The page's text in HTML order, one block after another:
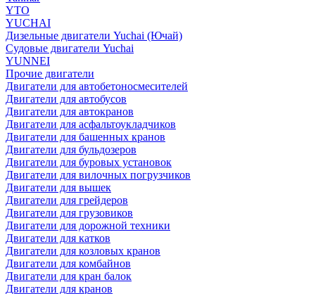
YTO
YUCHAI
Дизельные двигатели Yuchai (Ючай)
Судовые двигатели Yuchai
YUNNEI
Прочие двигатели
Двигатели для автобетоносмесителей
Двигатели для автобусов
Двигатели для автокранов
Двигатели для асфальтоукладчиков
Двигатели для башенных кранов
Двигатели для бульдозеров
Двигатели для буровых установок
Двигатели для вилочных погрузчиков
Двигатели для вышек
Двигатели для грейдеров
Двигатели для грузовиков
Двигатели для дорожной техники
Двигатели для катков
Двигатели для козловых кранов
Двигатели для комбайнов
Двигатели для кран балок
Двигатели для кранов